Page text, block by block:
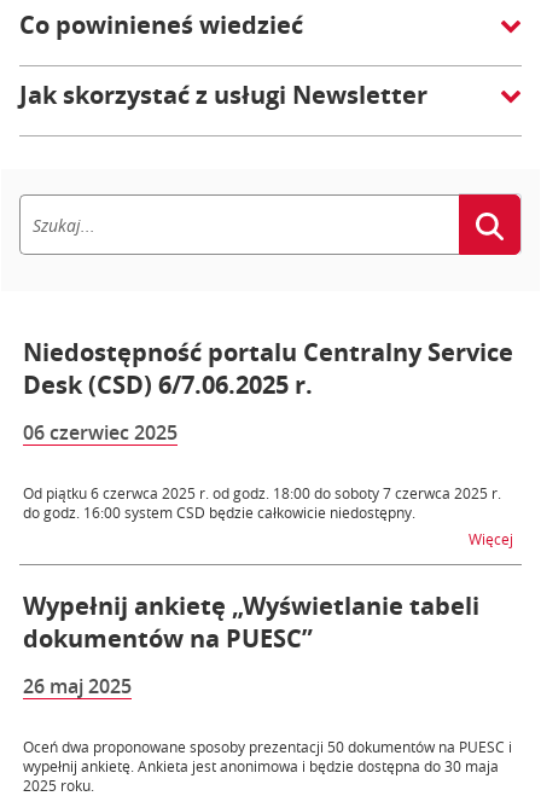
Co powinieneś wiedzieć
Jak skorzystać z usługi Newsletter
Niedostępność portalu Centralny Service
Desk (CSD) 6/7.06.2025 r.
06 czerwiec 2025
Od piątku 6 czerwca 2025 r. od godz. 18:00 do soboty 7 czerwca 2025 r.
do godz. 16:00 system CSD będzie całkowicie niedostępny.
Więcej
Wypełnij ankietę „Wyświetlanie tabeli
dokumentów na PUESC”
26 maj 2025
Oceń dwa proponowane sposoby prezentacji 50 dokumentów na PUESC i
wypełnij ankietę. Ankieta jest anonimowa i będzie dostępna do 30 maja
2025 roku.